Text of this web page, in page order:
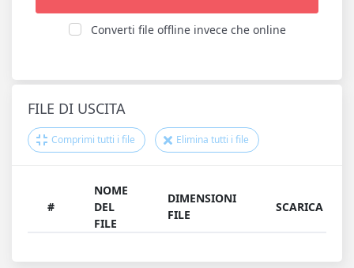
Converti file offline invece che online
FILE DI USCITA
Comprimi tutti i file Elimina tutti i file
#
NOME
DEL
FILE
DIMENSIONI
FILE
SCARICA